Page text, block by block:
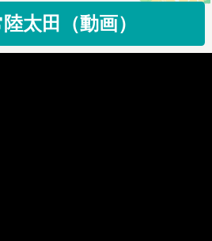
太田（動画）